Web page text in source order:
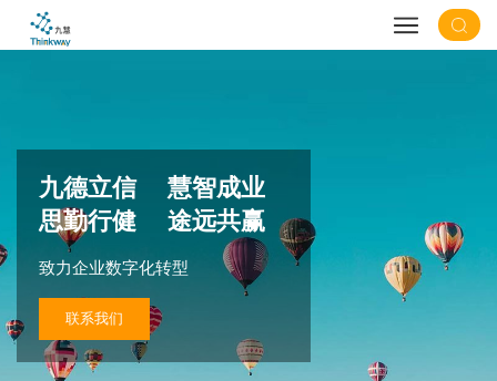
九德立信 慧智成业
思勤行健 途远共赢
致力企业数字化转型
联系我们